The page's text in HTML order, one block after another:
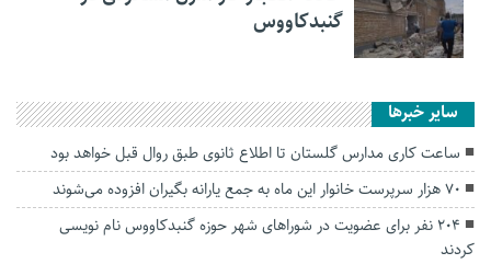
گنبدکاووس
سایر خبرها
ساعت کاری مدارس گلستان تا اطلاع ثانوی طبق روال قبل خواهد بود
۷۰ هزار سرپرست خانوار این ماه به جمع یارانه بگیران افزوده می‌شوند
۲۰۴ نفر برای عضویت در شوراهای شهر حوزه گنبدکاووس نام نویسی
کردند